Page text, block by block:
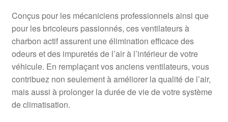
Plainte
Politique de confidentialité
Procédure de Réclamation
Termes et conditions
Conçus pour les mécaniciens professionnels ainsi que
pour les bricoleurs passionnés, ces ventilateurs à
charbon actif assurent une élimination efficace des
odeurs et des impuretés de l’air à l’intérieur de votre
véhicule. En remplaçant vos anciens ventilateurs, vous
contribuez non seulement à améliorer la qualité de l’air,
mais aussi à prolonger la durée de vie de votre système
de climatisation.